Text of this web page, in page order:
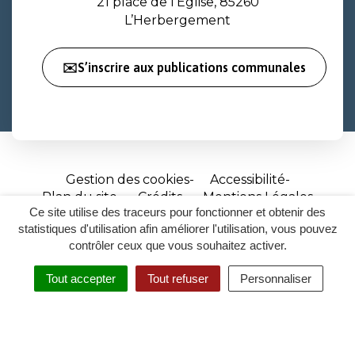
Ce site utilise des traceurs pour fonctionner et obtenir des
statistiques d'utilisation afin améliorer l'utilisation, vous pouvez
contrôler ceux que vous souhaitez activer.
Tout accepter Tout refuser Personnaliser
RECHERCHER
ACCESSIBILITÉ
L’Herbergement
✉️S’inscrire aux publications communales
Gestion des cookies
Accessibilité
Plan du site
Crédits
Mentions Légales
Site
réalisé
par
Inovagora